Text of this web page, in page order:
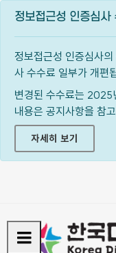
정보접근성 인증심사
정보접근성 인증심사
사 수수료 일부가 개편
변경된 수수료는 2025
내용은 공지사항을 참
자세히 보기